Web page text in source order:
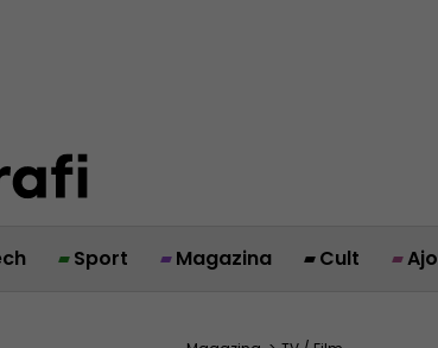
Sport Magazina Cult Ajo